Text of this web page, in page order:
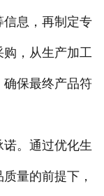
息，再制定专
，从生产加工
保最终产品符
。通过优化生
量的前提下，